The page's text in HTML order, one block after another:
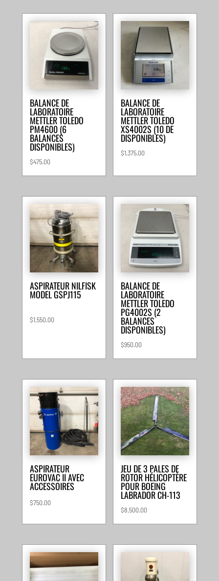
BALANCE DE
LABORATOIRE
METTLER TOLEDO
PM4600 (6
BALANCES
DISPONIBLES)
$475.00
BALANCE DE
LABORATOIRE
METTLER TOLEDO
XS4002S (10 DE
DISPONIBLES)
$1,375.00
ASPIRATEUR NILFISK
MODEL GSPJ115
$1,550.00
BALANCE DE
LABORATOIRE
METTLER TOLEDO
PG4002S (2
BALANCES
DISPONIBLES)
$950.00
ASPIRATEUR
EUROVAC II AVEC
ACCESSOIRES
$750.00
JEU DE 3 PALES DE
ROTOR HÉLICOPTÈRE
POUR BOEING
LABRADOR CH-113
$8,500.00